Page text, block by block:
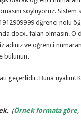
söylüyoruz. Sistem
öğrenci nolu
docx. falan olmasın. O
adınız ve öğrenci
bulunun.
Buna uyalım!
(Örnek formata göre,